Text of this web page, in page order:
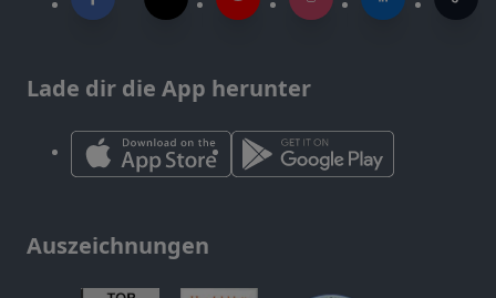
Lade dir die App herunter
Auszeichnungen